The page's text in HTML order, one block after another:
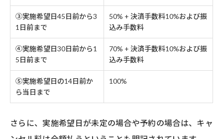
③実施希望日45日前から3
1日前まで
50% + 決済手数料10%および振
込み手数料
④実施希望日30日前から1
5日前まで
70% + 決済手数料10%および振
込み手数料
⑤実施希望日の14日前か
ら当日まで
100%
さらに、実施希望日が未定の場合や予約の場合は、キャ